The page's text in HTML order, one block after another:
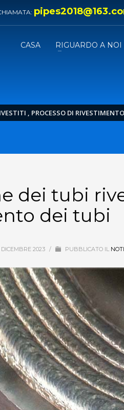
CASA RIGUARDO A NOI
, PROCESSO DI
dei tubi
dei tubi
2023 / PUBBLICATO IL